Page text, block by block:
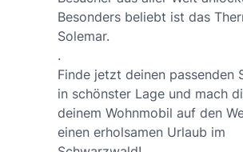
Besonders beliebt ist das
Solemar.
.
Finde jetzt deinen passenden
in schönster Lage und mach
deinem Wohnmobil auf den
einen erholsamen Urlaub im